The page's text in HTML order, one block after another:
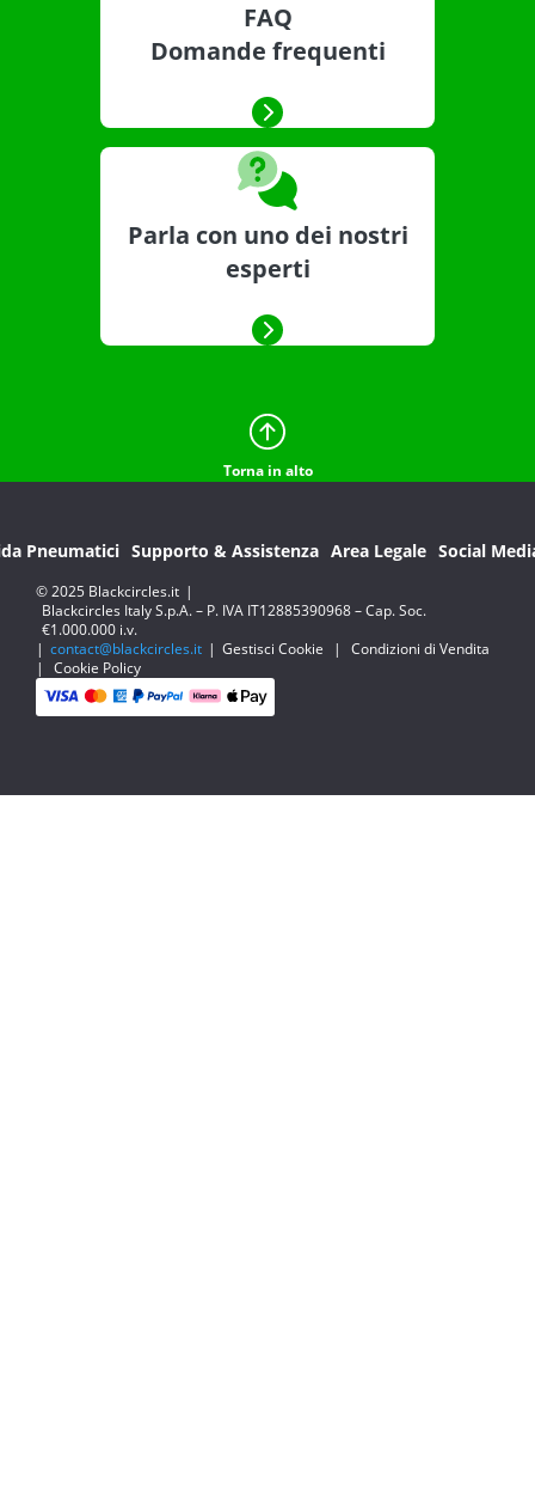
FAQ
Domande frequenti
Parla con uno dei nostri
esperti
Torna in alto
Pneumatici Supporto & Assistenza Area Legale Social
© 2025 Blackcircles.it |
Blackcircles Italy S.p.A. – P. IVA IT12885390968 – Cap. Soc.
€1.000.000 i.v.
| contact@blackcircles.it | Gestisci Cookie |
Condizioni di Vendita
|
Cookie Policy